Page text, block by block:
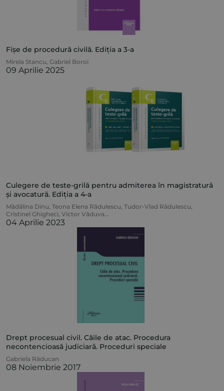
Fișe de procedură civilă. Ediția a 3-a
Mirela Stancu, Gabriel Boroi
09 Aprilie 2025
Culegere de teste-grilă pentru admiterea în magistratură
și avocatură. Ediția a 4-a
Mădălina Dinu, Teona Elena Rădulescu, Tudor-Vlad Rădulescu,
Cristinel Ghigheci, Victor Văduva...
04 Aprilie 2023
Drept procesual civil. Căile de atac. Procedura
necontencioasă judiciară. Proceduri speciale
Gabriela Răducan
08 Noiembrie 2017